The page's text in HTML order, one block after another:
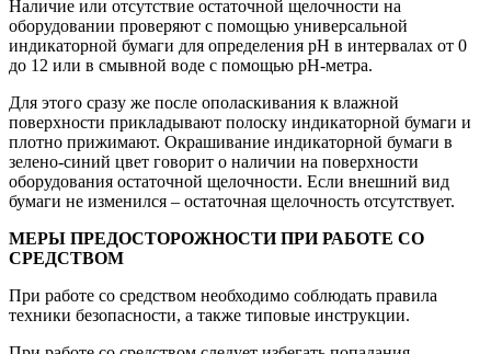
Наличие или отсутствие остаточной щелочности на
оборудовании проверяют с помощью универсальной
индикаторной бумаги для определения рН в интервалах от 0
до 12 или в смывной воде с помощью рН-метра.
Для этого сразу же после ополаскивания к влажной
поверхности прикладывают полоску индикаторной бумаги и
плотно прижимают. Окрашивание индикаторной бумаги в
зелено-синий цвет говорит о наличии на поверхности
оборудования остаточной щелочности. Если внешний вид
бумаги не изменился – остаточная щелочность отсутствует.
МЕРЫ ПРЕДОСТОРОЖНОСТИ ПРИ РАБОТЕ СО
СРЕДСТВОМ
При работе со средством необходимо соблюдать правила
техники безопасности, а также типовые инструкции.